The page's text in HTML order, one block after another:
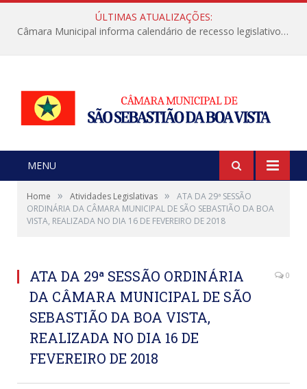
ÚLTIMAS ATUALIZAÇÕES:
Câmara Municipal informa calendário de recesso legislativo de julho
MENU
Home » Atividades Legislativas »
ATA DA 29ª SESSÃO
ORDINÁRIA DA CÂMARA MUNICIPAL DE SÃO SEBASTIÃO DA BOA
VISTA, REALIZADA NO DIA 16 DE FEVEREIRO DE 2018
ATA DA 29ª SESSÃO ORDINÁRIA
DA CÂMARA MUNICIPAL DE SÃO
SEBASTIÃO DA BOA VISTA,
REALIZADA NO DIA 16 DE
FEVEREIRO DE 2018
0